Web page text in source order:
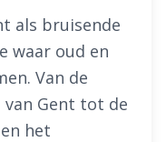
als bruisende
waar oud en
Van de
Gent tot de
het